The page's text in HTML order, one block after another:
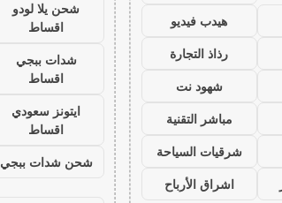
هيدب فيديو
رذاذ التجارة
شهود نت
مباشر التقنية
شرقيات السياحة
اشراق الأرباح
شحن يلا لودو
اقساط
شدات ببجي
اقساط
ايتونز سعودي
اقساط
شحن شدات ببجي